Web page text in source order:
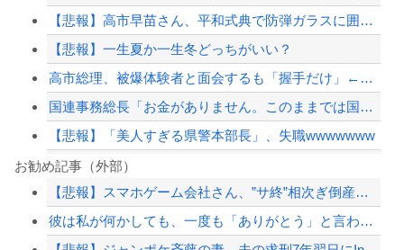
【悲報】高市早苗さん、平和式典で防弾ガラスに囲われながらスピーチ
【悲報】一生夏か一生冬どっちがいい？
高市総理、被爆体験者と面会するも「握手だけ」←何のために会うんだよ…
国連事務総長「お金がありません。このままでは国連が完全崩壊します。助けて下さい」
【悲報】「美人すぎる県警本部長」、失職wwwwwww
【おわった】三峡ダム、豪雨で13基の水門を開き大規模放流開始か 下流の工場地帯に...
ジャンポケ斎藤と代理人のやりとり、「地獄すぎて完全にコントになってる……」と衝撃...
お勧め記事（外部）
【悲報】スマホゲーム会社さん、”サ終”相次ぎ倒産しまくってる模様
彼は私が何かしても、一度も「ありがとう」と言わない